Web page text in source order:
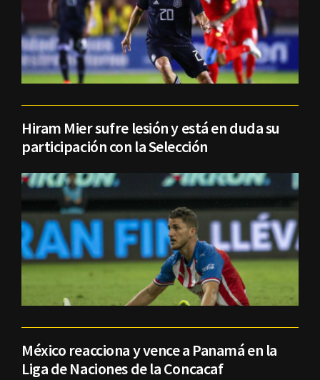
Hiram Mier sufre lesión y está en duda su
participación con la Selección
México reacciona y vence a Panamá en la
Liga de Naciones de la Concacaf